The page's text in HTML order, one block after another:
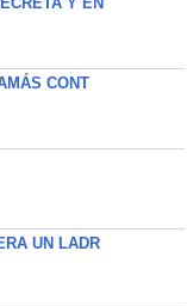
CONT
UN LADR